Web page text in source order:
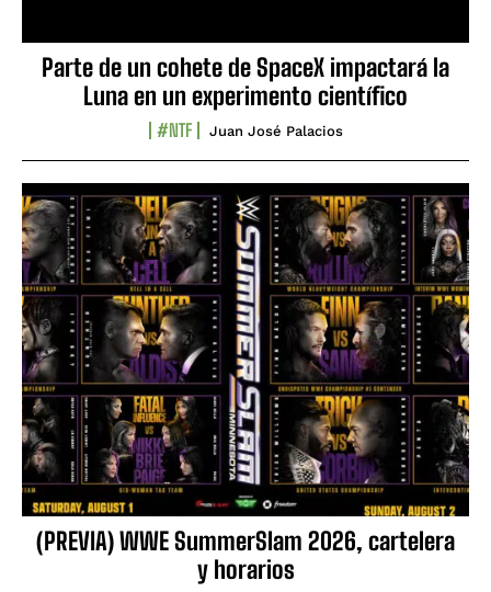
Parte de un cohete de SpaceX impactará la
Luna en un experimento científico
#NTF Juan José Palacios
(PREVIA) WWE SummerSlam 2026, cartelera
y horarios